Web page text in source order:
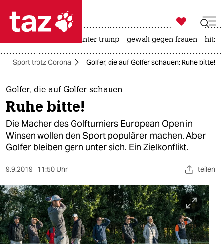
 taz zahl ich
taz zahl ich
themen
politik
öko
sport
berlin

taz zahl ich
usa unter trump gewalt gegen frauen hitze
Sport trotz Corona Golfer, die auf Golfer schauen: Ruhe bitte!
Golfer, die auf Golfer schauen
Ruhe bitte!
Die Macher des Golfturniers European Open in
Winsen wollen den Sport populärer machen. Aber
Golfer bleiben gern unter sich. Ein Zielkonflikt.
9.9.2019 11:50 Uhr teilen